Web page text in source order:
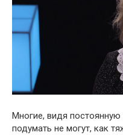
Многие, видя
подумать не могут, как